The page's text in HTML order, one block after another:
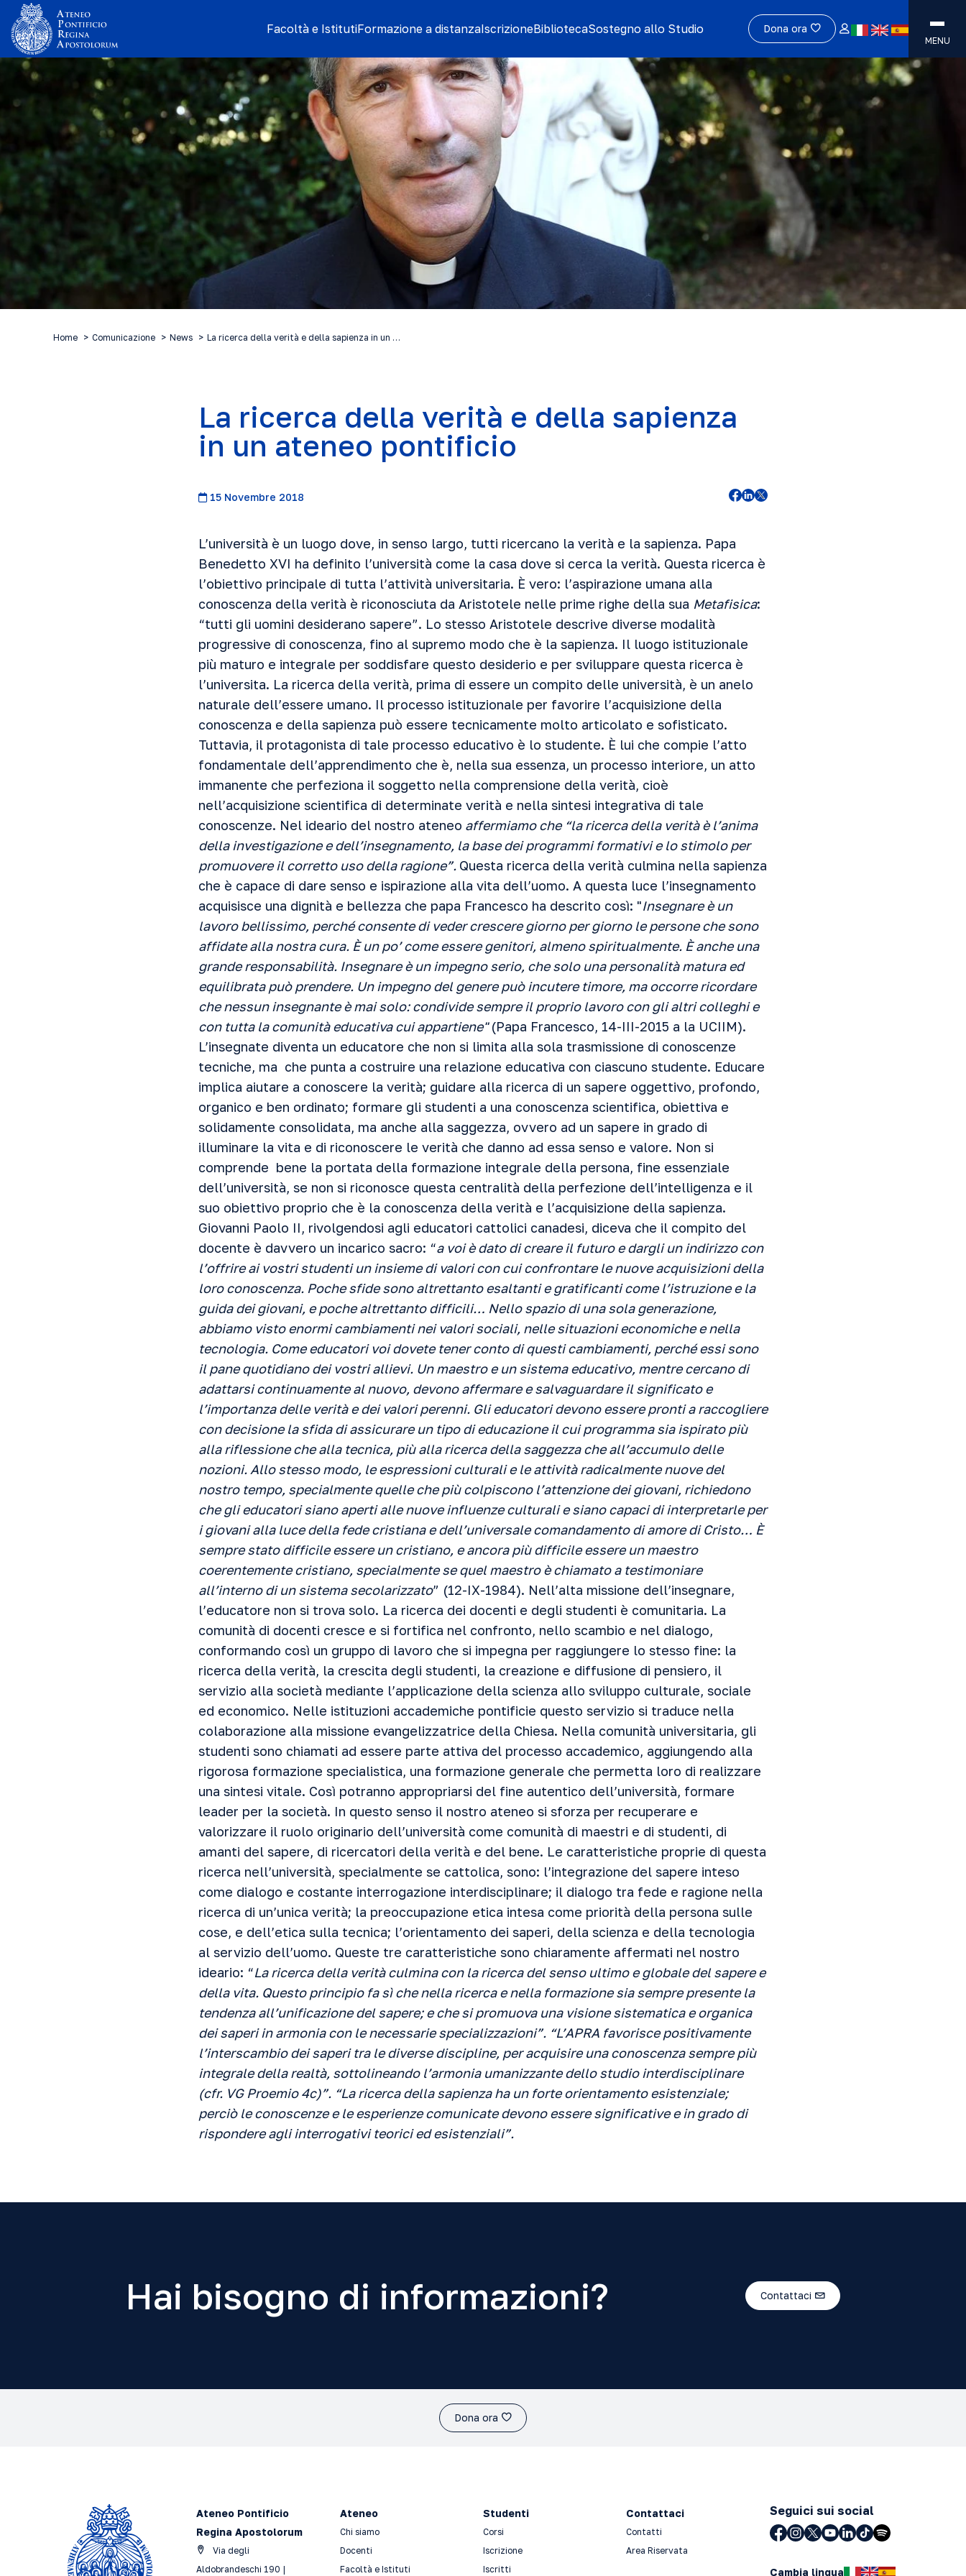
Facoltà e IstitutiFormazione a distanzaIscrizioneBibliotecaSostegno allo Studio Dona ora
MENU
Home Comunicazione News La ricerca della verità e della sapienza in un …
La ricerca della verità e della sapienza
in un ateneo pontificio
15 Novembre 2018
L’università è un luogo dove, in senso largo, tutti ricercano la verità e la sapienza. Papa
Benedetto XVI ha definito l’università come la casa dove si cerca la verità. Questa ricerca è
l’obiettivo principale di tutta l’attività universitaria. È vero: l’aspirazione umana alla
conoscenza della verità è riconosciuta da Aristotele nelle prime righe della sua Metafisica:
“tutti gli uomini desiderano sapere”. Lo stesso Aristotele descrive diverse modalità
progressive di conoscenza, fino al supremo modo che è la sapienza. Il luogo istituzionale
più maturo e integrale per soddisfare questo desiderio e per sviluppare questa ricerca è
l’universita. La ricerca della verità, prima di essere un compito delle università, è un anelo
naturale dell’essere umano. Il processo istituzionale per favorire l’acquisizione della
conoscenza e della sapienza può essere tecnicamente molto articolato e sofisticato.
Tuttavia, il protagonista di tale processo educativo è lo studente. È lui che compie l’atto
fondamentale dell’apprendimento che è, nella sua essenza, un processo interiore, un atto
immanente che perfeziona il soggetto nella comprensione della verità, cioè
nell’acquisizione scientifica di determinate verità e nella sintesi integrativa di tale
conoscenze. Nel ideario del nostro ateneo affermiamo che “la ricerca della verità è l’anima
della investigazione e dell’insegnamento, la base dei programmi formativi e lo stimolo per
promuovere il corretto uso della ragione”. Questa ricerca della verità culmina nella sapienza
che è capace di dare senso e ispirazione alla vita dell’uomo. A questa luce l’insegnamento
acquisisce una dignità e bellezza che papa Francesco ha descrito così: "Insegnare è un
lavoro bellissimo, perché consente di veder crescere giorno per giorno le persone che sono
affidate alla nostra cura. È un po’ come essere genitori, almeno spiritualmente. È anche una
grande responsabilità. Insegnare è un impegno serio, che solo una personalità matura ed
equilibrata può prendere. Un impegno del genere può incutere timore, ma occorre ricordare
che nessun insegnante è mai solo: condivide sempre il proprio lavoro con gli altri colleghi e
con tutta la comunità educativa cui appartiene"(Papa Francesco, 14-III-2015 a la UCIIM).
L’insegnate diventa un educatore che non si limita alla sola trasmissione di conoscenze
tecniche, ma che punta a costruire una relazione educativa con ciascuno studente. Educare
implica aiutare a conoscere la verità; guidare alla ricerca di un sapere oggettivo, profondo,
organico e ben ordinato; formare gli studenti a una conoscenza scientifica, obiettiva e
solidamente consolidata, ma anche alla saggezza, ovvero ad un sapere in grado di
illuminare la vita e di riconoscere le verità che danno ad essa senso e valore. Non si
comprende bene la portata della formazione integrale della persona, fine essenziale
dell’università, se non si riconosce questa centralità della perfezione dell’intelligenza e il
suo obiettivo proprio che è la conoscenza della verità e l’acquisizione della sapienza.
Giovanni Paolo II, rivolgendosi agli educatori cattolici canadesi, diceva che il compito del
docente è davvero un incarico sacro: “a voi è dato di creare il futuro e dargli un indirizzo con
l’offrire ai vostri studenti un insieme di valori con cui confrontare le nuove acquisizioni della
loro conoscenza. Poche sfide sono altrettanto esaltanti e gratificanti come l’istruzione e la
guida dei giovani, e poche altrettanto difficili… Nello spazio di una sola generazione,
abbiamo visto enormi cambiamenti nei valori sociali, nelle situazioni economiche e nella
tecnologia. Come educatori voi dovete tener conto di questi cambiamenti, perché essi sono
il pane quotidiano dei vostri allievi. Un maestro e un sistema educativo, mentre cercano di
adattarsi continuamente al nuovo, devono affermare e salvaguardare il significato e
l’importanza delle verità e dei valori perenni. Gli educatori devono essere pronti a raccogliere
con decisione la sfida di assicurare un tipo di educazione il cui programma sia ispirato più
alla riflessione che alla tecnica, più alla ricerca della saggezza che all’accumulo delle
nozioni. Allo stesso modo, le espressioni culturali e le attività radicalmente nuove del
nostro tempo, specialmente quelle che più colpiscono l’attenzione dei giovani, richiedono
che gli educatori siano aperti alle nuove influenze culturali e siano capaci di interpretarle per
i giovani alla luce della fede cristiana e dell’universale comandamento di amore di Cristo… È
sempre stato difficile essere un cristiano, e ancora più difficile essere un maestro
coerentemente cristiano, specialmente se quel maestro è chiamato a testimoniare
all’interno di un sistema secolarizzato” (12-IX-1984). Nell’alta missione dell’insegnare,
l’educatore non si trova solo. La ricerca dei docenti e degli studenti è comunitaria. La
comunità di docenti cresce e si fortifica nel confronto, nello scambio e nel dialogo,
conformando così un gruppo di lavoro che si impegna per raggiungere lo stesso fine: la
ricerca della verità, la crescita degli studenti, la creazione e diffusione di pensiero, il
servizio alla società mediante l’applicazione della scienza allo sviluppo culturale, sociale
ed economico. Nelle istituzioni accademiche pontificie questo servizio si traduce nella
colaborazione alla missione evangelizzatrice della Chiesa. Nella comunità universitaria, gli
studenti sono chiamati ad essere parte attiva del processo accademico, aggiungendo alla
rigorosa formazione specialistica, una formazione generale che permetta loro di realizzare
una sintesi vitale. Così potranno appropriarsi del fine autentico dell’università, formare
leader per la società. In questo senso il nostro ateneo si sforza per recuperare e
valorizzare il ruolo originario dell’università come comunità di maestri e di studenti, di
amanti del sapere, di ricercatori della verità e del bene. Le caratteristiche proprie di questa
ricerca nell’università, specialmente se cattolica, sono: l’integrazione del sapere inteso
come dialogo e costante interrogazione interdisciplinare; il dialogo tra fede e ragione nella
ricerca di un’unica verità; la preoccupazione etica intesa come priorità della persona sulle
cose, e dell’etica sulla tecnica; l’orientamento dei saperi, della scienza e della tecnologia
al servizio dell’uomo. Queste tre caratteristiche sono chiaramente affermati nel nostro
ideario: “La ricerca della verità culmina con la ricerca del senso ultimo e globale del sapere e
della vita. Questo principio fa sì che nella ricerca e nella formazione sia sempre presente la
tendenza all’unificazione del sapere; e che si promuova una visione sistematica e organica
dei saperi in armonia con le necessarie specializzazioni”. “L’APRA favorisce positivamente
l’interscambio dei saperi tra le diverse discipline, per acquisire una conoscenza sempre più
integrale della realtà, sottolineando l’armonia umanizzante dello studio interdisciplinare
(cfr. VG Proemio 4c)”. “La ricerca della sapienza ha un forte orientamento esistenziale;
perciò le conoscenze e le esperienze comunicate devono essere significative e in grado di
rispondere agli interrogativi teorici ed esistenziali”.
Hai bisogno di informazioni? Contattaci
Dona ora
Ateneo Pontificio
Regina Apostolorum
Via degli
Aldobrandeschi 190 |
Ateneo
Chi siamo
Docenti
Facoltà e Istituti
Studenti
Corsi
Iscrizione
Iscritti
Contattaci
Contatti
Area Riservata
Seguici sui social
Cambia lingua